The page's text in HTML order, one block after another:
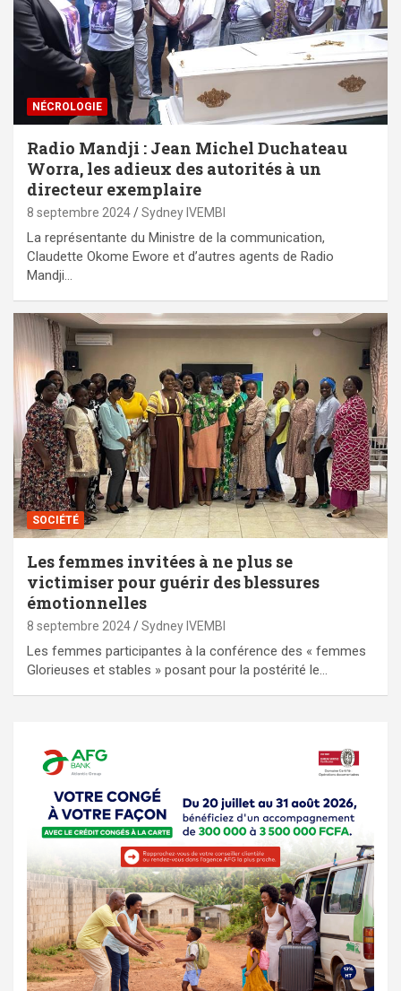
NÉCROLOGIE
Radio Mandji : Jean Michel Duchateau
Worra, les adieux des autorités à un
directeur exemplaire
8 septembre 2024 Sydney IVEMBI
La représentante du Ministre de la communication,
Claudette Okome Ewore et d’autres agents de Radio
Mandji…
SOCIÉTÉ
Les femmes invitées à ne plus se
victimiser pour guérir des blessures
émotionnelles
8 septembre 2024 Sydney IVEMBI
Les femmes participantes à la conférence des « femmes
Glorieuses et stables » posant pour la postérité le…